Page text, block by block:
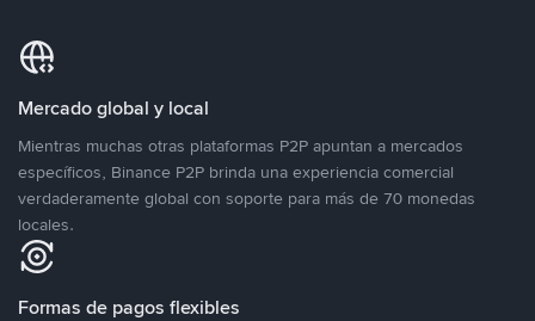
Mercado global y local
Mientras muchas otras plataformas P2P apuntan a mercados
específicos, Binance P2P brinda una experiencia comercial
verdaderamente global con soporte para más de 70 monedas
locales.
Formas de pagos flexibles